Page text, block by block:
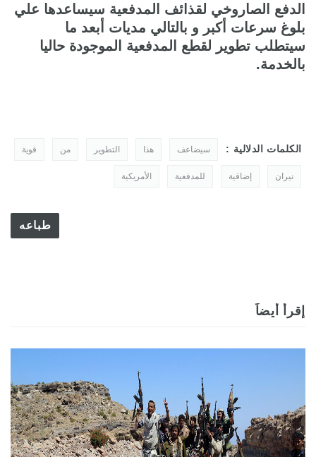
الدفع الصاروخي لقذائف المدفعية سيساعدها علي
بلوغ سرعات أكبر و بالتالي مديات أبعد ما
سيتطلب تطوير لقطع المدفعية الموجودة حاليا
بالخدمة.
الكلمات الدلالية : سيضاعف هذا التطوير من قوية
نيران إضاقية للمدفعية الأمريكية
طباعه
إقرأ أيضاً